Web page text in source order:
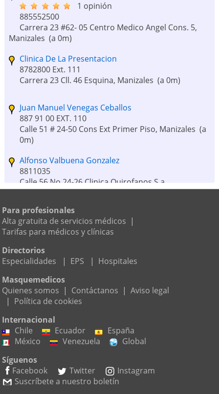
1 opinión
885552500
Carrera 23 #62- 05 Centro Medico Angel Cons. 5,
Manizales (a 0m)
Clinica De La Presentacion
8782800 Ext. 111
Carrera 23 Cll. 46 Esquina, Manizales (a 0m)
Juan Manuel Venegas Ceballos
887 91 00 EXT. 110
Calle 51 # 24-50 Cons Ext Primer Piso, Manizales (a
0m)
Alfonso Valbuena Gonzalez
8811035
Calle 56 No 24-26 Clinica Quirofanos S.a,
Manizales(a 0m)
Confamiliares Caldas
8783111
Carrera 25 Cll. 50 Esquina, Manizales
Jorge Eduardo Valencia Merchan
Carrera 23 # 57- 09 Cons. 16, Manizales
8855525
Carrera 23 # 62-05, Manizales(a 432m)
Hospital Infantil Universitario De La Cruz Ro
008810023
Carrera 23 # 49- 30, Manizales
Para profesionales
Alta gratuita de servicios médicos |
Tarifas para médicos y clínicas
Directorios
Especialidades
| EPS | Hospitales
Masquemedicos
Quienes somos | Contáctanos | Aviso legal
| Política de cookies
Internacional
Chile
Ecuador
España
México
Venezuela
Global
Síguenos
Facebook
Twitter
Instagram
Suscríbete a nuestro boletín